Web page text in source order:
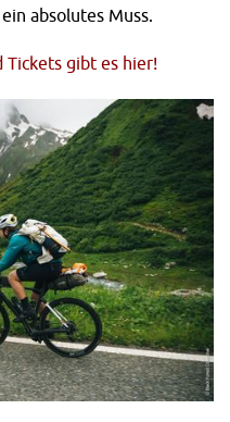
absolutes Muss.
Tickets gibt es hier!